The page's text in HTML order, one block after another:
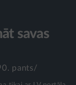
savas
pants/